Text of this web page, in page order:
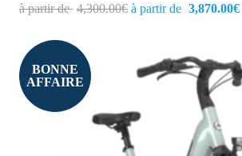
4,300.00€ 3,870.00€
BONNE
AFFAIRE